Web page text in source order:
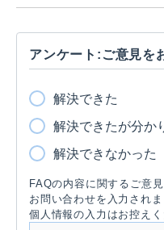
アンケート:ご意見を
解決できた
解決できたが分か
解決できなかった
FAQの内容に関するご意
お問い合わせを入力され
個人情報の入力はお控えく